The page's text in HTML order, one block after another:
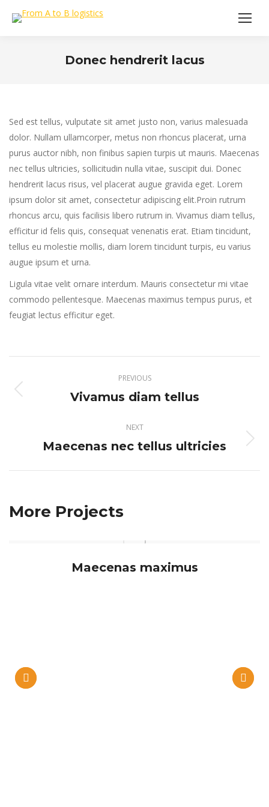
Donec hendrerit lacus
Sed est tellus, vulputate sit amet justo non, varius malesuada
dolor. Nullam ullamcorper, metus non rhoncus placerat, urna
purus auctor nibh, non finibus sapien turpis ut mauris. Maecenas
nec tellus ultricies, sollicitudin nulla vitae, suscipit dui. Donec
hendrerit lacus risus, vel placerat augue gravida eget. Lorem
ipsum dolor sit amet, consectetur adipiscing elit.Proin rutrum
rhoncus arcu, quis facilisis libero rutrum in. Vivamus diam tellus,
efficitur id felis quis, consequat venenatis erat. Etiam tincidunt,
tellus eu molestie mollis, diam lorem tincidunt turpis, eu varius
augue ipsum et urna.
Ligula vitae velit ornare interdum. Mauris consectetur mi vitae
commodo pellentesque. Maecenas maximus tempus purus, et
feugiat lectus efficitur eget.
navigation
PREVIOUS
Previous
Vivamus diam tellus
NEXT
Next
Maecenas nec tellus ultricies
More Projects
Maecenas maximus